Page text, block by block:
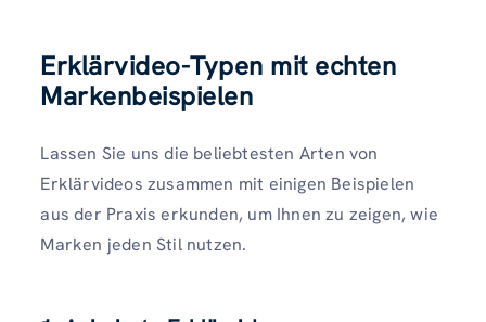
Erklärvideo-Typen mit echten
Markenbeispielen
Lassen Sie uns die beliebtesten Arten von
Erklärvideos zusammen mit einigen Beispielen
aus der Praxis erkunden, um Ihnen zu zeigen, wie
Marken jeden Stil nutzen.